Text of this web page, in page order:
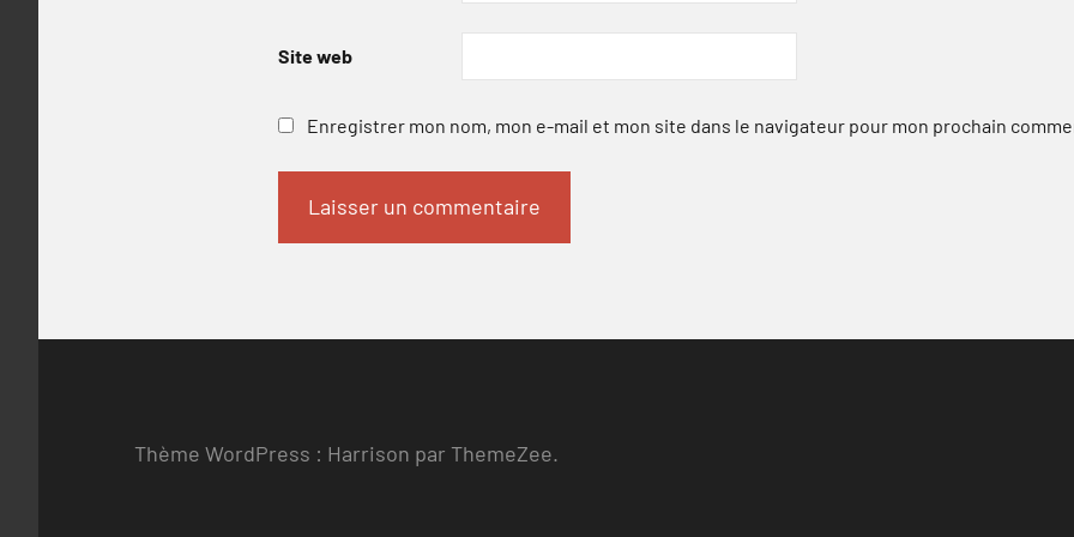
Site web
Enregistrer mon nom, mon e-mail et mon site dans le navigateur pour mon prochain
Thème WordPress : Harrison par ThemeZee.